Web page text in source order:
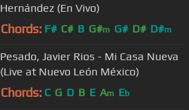
Hernández (En Vivo)
Chords: F# C# B G#m G# D# D#m
Pesado, Javier Rios - Mi Casa Nueva
(Live at Nuevo León México)
Chords: C G D B E Am Eb